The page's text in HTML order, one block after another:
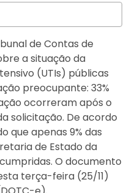
de Contas de
a situação da
(UTIs) públicas
preocupante: 33%
ocorreram após o
solicitação. De acordo
que apenas 9% das
de Estado da
O documento
terça-feira (25/11)